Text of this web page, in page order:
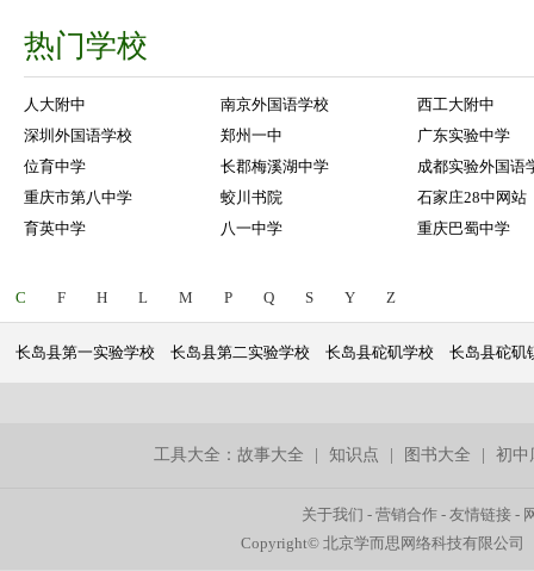
热门学校
人大附中 南京外国语学校
西工大附中
深圳外国语学校
郑州一中
广东实验中学
位育中学
长郡梅溪湖中学
成都实验外国语
重庆市第八中学
蛟川书院
石家庄28中网站
育英中学
八一中学 重庆巴蜀中学
C F H L M P Q S Y Z
长岛县第一实验学校 长岛县第二实验学校 长岛县砣矶学校 长岛县砣矶
工具大全：故事大全 |知识点 图书大全 |初中
关于我们 -营销合作 -友情链接 -
Copyright© 北京学而思网络科技有限公司